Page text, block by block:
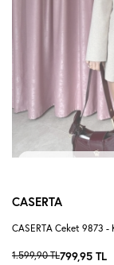
CASERTA
CASERTA Ceket 9873 -
1.599,90TL799,95 TL